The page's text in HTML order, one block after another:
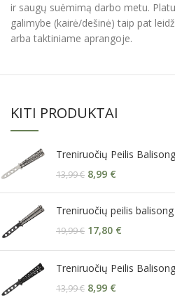
ir saugų suėmimą darbo metu.
galimybe (kairė/dešinė) taip pat
arba taktiniame aprangoje.
KITI PRODUKTAI
Treniruočių Peilis
13,99€ 8,99 €
Treniruočių peilis
19,99€ 17,80 €
Treniruočių Peilis
13,99€ 8,99 €